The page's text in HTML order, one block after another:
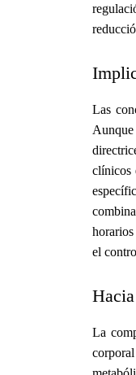
Las
clínicos
el
La